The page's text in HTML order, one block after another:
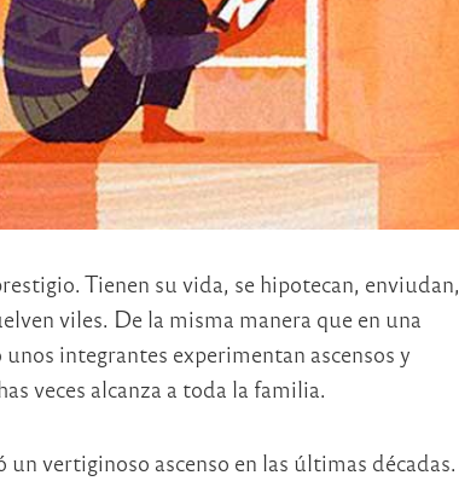
Tienen su vida, se hipotecan, enviudan,
viles. De la misma manera que en una
integrantes experimentan ascensos y
veces alcanza a toda la familia.
vertiginoso ascenso en las últimas décadas.